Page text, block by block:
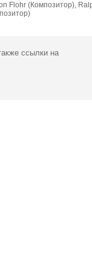
Flohr (Композитор),
ссылки на